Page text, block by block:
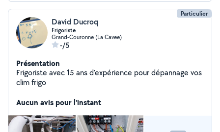
Particulier
David Ducroq
Frigoriste
Grand-Couronne (La Cavee)
-/5
Présentation
Frigoriste avec 15 ans d'expérience pour dépannage vos
clim frigo
Aucun avis pour l'instant